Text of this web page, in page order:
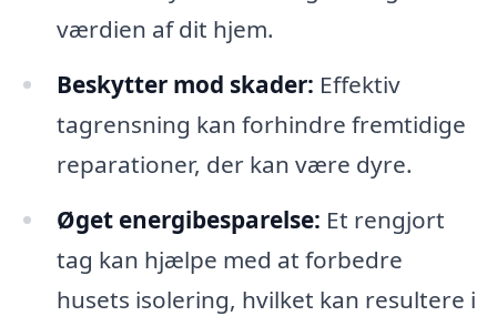
værdien af dit hjem.
Beskytter mod skader: Effektiv
tagrensning kan forhindre fremtidige
reparationer, der kan være dyre.
Øget energibesparelse: Et rengjort
tag kan hjælpe med at forbedre
husets isolering, hvilket kan resultere i